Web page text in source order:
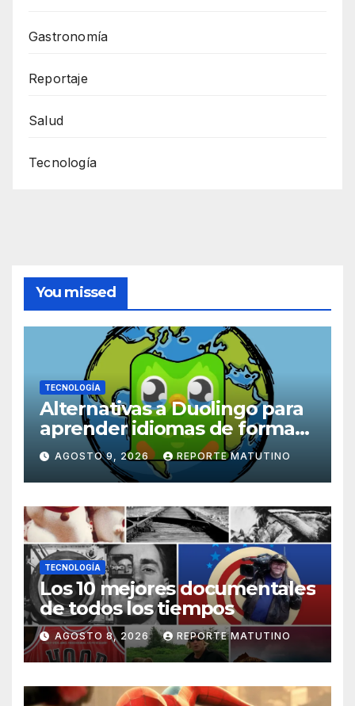
Gastronomía
Reportaje
Salud
Tecnología
You missed
TECNOLOGÍA
Alternativas a Duolingo para
aprender idiomas de forma
práctica, inmersiva y divertida
AGOSTO 9, 2026 REPORTE MATUTINO
TECNOLOGÍA
Los 10 mejores documentales
de todos los tiempos
AGOSTO 8, 2026 REPORTE MATUTINO